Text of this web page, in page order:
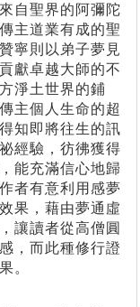
自聖界的阿彌陀
主道業有成的聖
寧則以弟子夢見
獻卓越大師的不
淨土世界的鋪
主個人生命的超
知即將往生的訊
經驗，彷彿獲得
能充滿信心地歸
者有意利用感夢
果，藉由夢通虛
讓讀者從高僧圓
，而此種修行證
。